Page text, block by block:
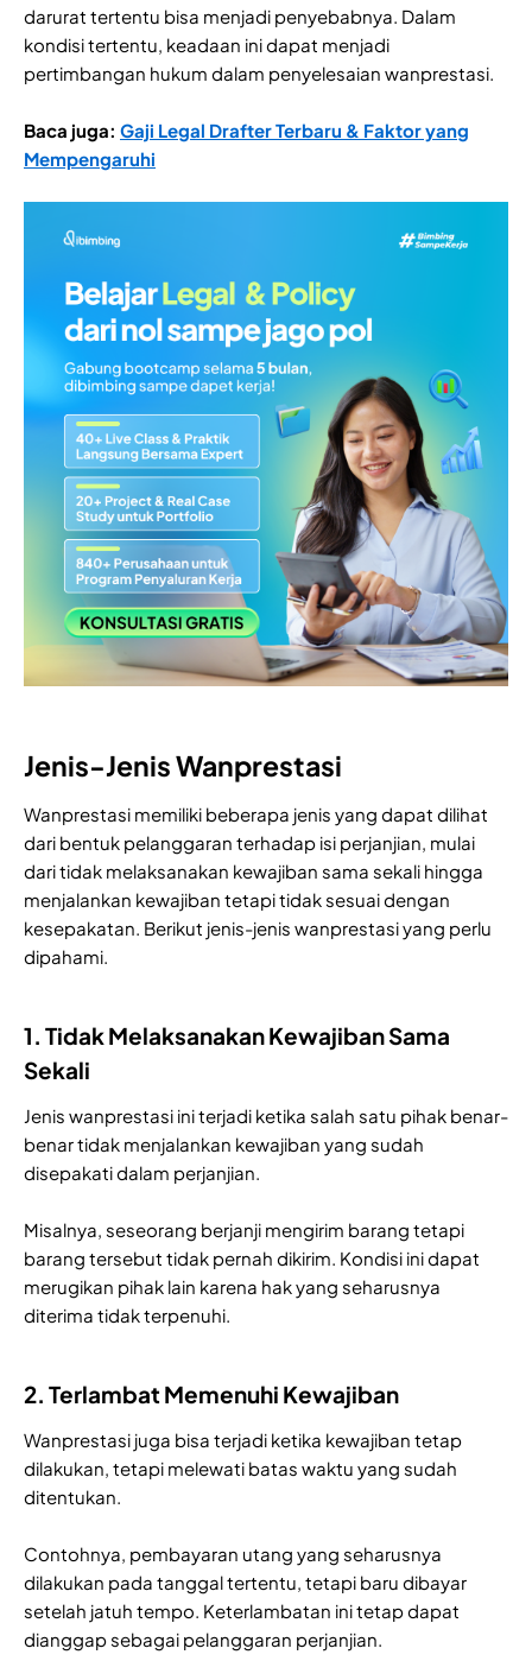
darurat tertentu bisa menjadi penyebabnya. Dalam
kondisi tertentu, keadaan ini dapat menjadi
pertimbangan hukum dalam penyelesaian wanprestasi.
Baca juga: Gaji Legal Drafter Terbaru & Faktor yang
Mempengaruhi
Jenis-Jenis Wanprestasi
Wanprestasi memiliki beberapa jenis yang dapat dilihat
dari bentuk pelanggaran terhadap isi perjanjian, mulai
dari tidak melaksanakan kewajiban sama sekali hingga
menjalankan kewajiban tetapi tidak sesuai dengan
kesepakatan. Berikut jenis-jenis wanprestasi yang perlu
dipahami.
1. Tidak Melaksanakan Kewajiban Sama
Sekali
Jenis wanprestasi ini terjadi ketika salah satu pihak benar-
benar tidak menjalankan kewajiban yang sudah
disepakati dalam perjanjian.
Misalnya, seseorang berjanji mengirim barang tetapi
barang tersebut tidak pernah dikirim. Kondisi ini dapat
merugikan pihak lain karena hak yang seharusnya
diterima tidak terpenuhi.
2. Terlambat Memenuhi Kewajiban
Wanprestasi juga bisa terjadi ketika kewajiban tetap
dilakukan, tetapi melewati batas waktu yang sudah
ditentukan.
Contohnya, pembayaran utang yang seharusnya
dilakukan pada tanggal tertentu, tetapi baru dibayar
setelah jatuh tempo. Keterlambatan ini tetap dapat
dianggap sebagai pelanggaran perjanjian.